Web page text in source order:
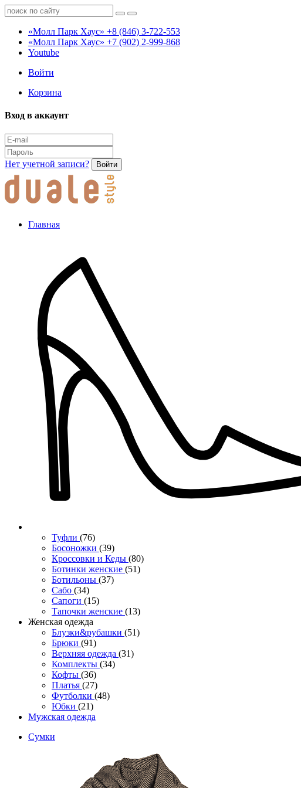
«Молл Парк Хаус» +8 (846) 3-722-553
«Молл Парк Хаус» +7 (902) 2-999-868
Youtube
Войти
Корзина
Вход в аккаунт
Нет учетной записи? Войти
Главная
Туфли (76)
Босоножки (39)
Кроссовки и Кеды (80)
Ботинки женские (51)
Ботильоны (37)
Сабо (34)
Сапоги (15)
Тапочки женские (13)
Женская одежда
Блузки&рубашки (51)
Брюки (91)
Верхняя одежда (31)
Комплекты (34)
Кофты (36)
Платья (27)
Футболки (48)
Юбки (21)
Мужская одежда
Сумки